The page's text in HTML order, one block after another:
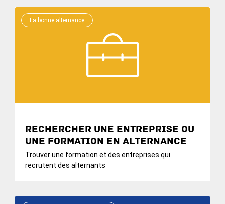
La bonne alternance
Rechercher une entreprise ou
une formation en alternance
Trouver une formation et des entreprises qui
recrutent des alternants